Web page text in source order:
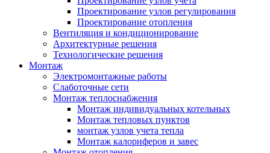
Проектирование узлов регулирования
Проектирование отопления
Вентиляция и кондиционирование
Архитектурные решения
Технологические решения
Монтаж
Электромонтажные работы
Слаботочные сети
Монтаж теплоснабжения
Монтаж индивидуальных котельных
Монтаж тепловых пунктов
монтаж узлов учета тепла
Монтаж калориферов и завес